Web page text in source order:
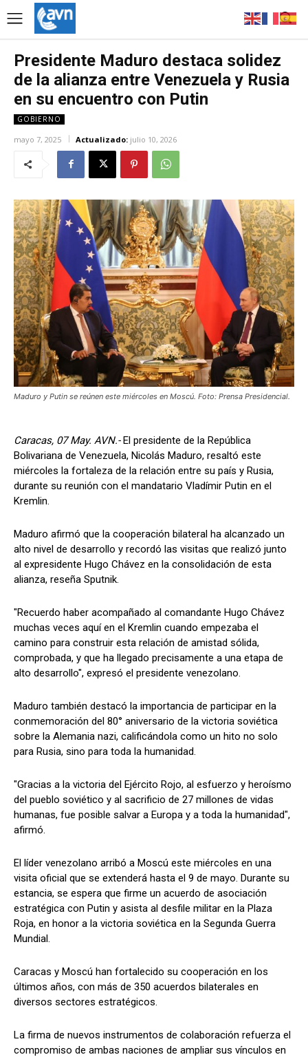
Presidente Maduro destaca solidez
de la alianza entre Venezuela y Rusia
en su encuentro con Putin
GOBIERNO
mayo 7, 2025 Actualizado: julio 10, 2026
Maduro y Putin se reúnen este miércoles en Moscú. Foto: Prensa Presidencial.
Caracas, 07 May. AVN.-El presidente de la República
Bolivariana de Venezuela, Nicolás Maduro, resaltó este
miércoles la fortaleza de la relación entre su país y Rusia,
durante su reunión con el mandatario Vladímir Putin en el
Kremlin.
Maduro afirmó que la cooperación bilateral ha alcanzado un
alto nivel de desarrollo y recordó las visitas que realizó junto
al expresidente Hugo Chávez en la consolidación de esta
alianza, reseña Sputnik.
"Recuerdo haber acompañado al comandante Hugo Chávez
muchas veces aquí en el Kremlin cuando empezaba el
camino para construir esta relación de amistad sólida,
comprobada, y que ha llegado precisamente a una etapa de
alto desarrollo", expresó el presidente venezolano.
Maduro también destacó la importancia de participar en la
conmemoración del 80° aniversario de la victoria soviética
sobre la Alemania nazi, calificándola como un hito no solo
para Rusia, sino para toda la humanidad.
"Gracias a la victoria del Ejército Rojo, al esfuerzo y heroísmo
del pueblo soviético y al sacrificio de 27 millones de vidas
humanas, fue posible salvar a Europa y a toda la humanidad",
afirmó.
El líder venezolano arribó a Moscú este miércoles en una
visita oficial que se extenderá hasta el 9 de mayo. Durante su
estancia, se espera que firme un acuerdo de asociación
estratégica con Putin y asista al desfile militar en la Plaza
Roja, en honor a la victoria soviética en la Segunda Guerra
Mundial.
Caracas y Moscú han fortalecido su cooperación en los
últimos años, con más de 350 acuerdos bilaterales en
diversos sectores estratégicos.
La firma de nuevos instrumentos de colaboración refuerza el
compromiso de ambas naciones de ampliar sus vínculos en